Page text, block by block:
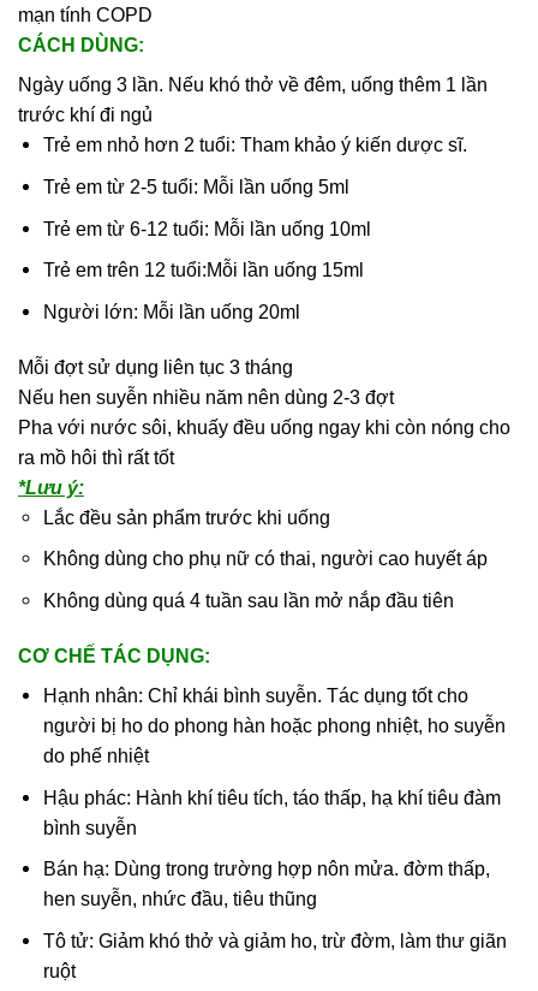
mạn tính COPD
CÁCH DÙNG:
Ngày uống 3 lần. Nếu khó thở về đêm, uống thêm 1 lần
trước khí đi ngủ
Trẻ em nhỏ hơn 2 tuổi: Tham khảo ý kiến dược sĩ.
Trẻ em từ 2-5 tuổi: Mỗi lần uống 5ml
Trẻ em từ 6-12 tuổi: Mỗi lần uống 10ml
Trẻ em trên 12 tuổi:Mỗi lần uống 15ml
Người lớn: Mỗi lần uống 20ml
Mỗi đợt sử dụng liên tục 3 tháng
Nếu hen suyễn nhiều năm nên dùng 2-3 đợt
Pha với nước sôi, khuấy đều uống ngay khi còn nóng cho
ra mồ hôi thì rất tốt
*Lưu ý:
Lắc đều sản phẩm trước khi uống
Không dùng cho phụ nữ có thai, người cao huyết áp
Không dùng quá 4 tuần sau lần mở nắp đầu tiên
CƠ CHẾ TÁC DỤNG:
Hạnh nhân: Chỉ khái bình suyễn. Tác dụng tốt cho
người bị ho do phong hàn hoặc phong nhiệt, ho suyễn
do phế nhiệt
Hậu phác: Hành khí tiêu tích, táo thấp, hạ khí tiêu đàm
bình suyễn
Bán hạ: Dùng trong trường hợp nôn mửa. đờm thấp,
hen suyễn, nhức đầu, tiêu thũng
Tô tử: Giảm khó thở và giảm ho, trừ đờm, làm thư giãn
ruột